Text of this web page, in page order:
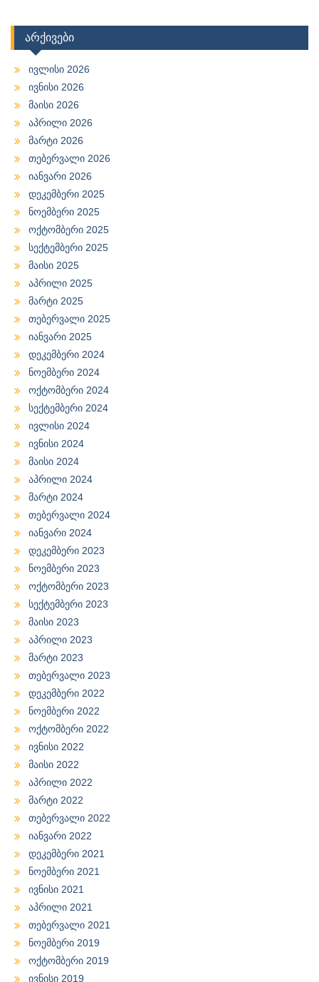
არქივები
ივლისი 2026
ივნისი 2026
მაისი 2026
აპრილი 2026
მარტი 2026
თებერვალი 2026
იანვარი 2026
დეკემბერი 2025
ნოემბერი 2025
ოქტომბერი 2025
სექტემბერი 2025
მაისი 2025
აპრილი 2025
მარტი 2025
თებერვალი 2025
იანვარი 2025
დეკემბერი 2024
ნოემბერი 2024
ოქტომბერი 2024
სექტემბერი 2024
ივლისი 2024
ივნისი 2024
მაისი 2024
აპრილი 2024
მარტი 2024
თებერვალი 2024
იანვარი 2024
დეკემბერი 2023
ნოემბერი 2023
ოქტომბერი 2023
სექტემბერი 2023
მაისი 2023
აპრილი 2023
მარტი 2023
თებერვალი 2023
დეკემბერი 2022
ნოემბერი 2022
ოქტომბერი 2022
ივნისი 2022
მაისი 2022
აპრილი 2022
მარტი 2022
თებერვალი 2022
იანვარი 2022
დეკემბერი 2021
ნოემბერი 2021
ივნისი 2021
აპრილი 2021
თებერვალი 2021
ნოემბერი 2019
ოქტომბერი 2019
ივნისი 2019